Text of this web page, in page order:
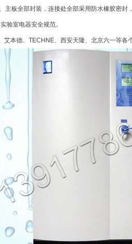
板全部封装，连接处全部采用防水橡胶密封
验室电器安全规范。
本德、TECHNE、西安天隆、北京六一等各